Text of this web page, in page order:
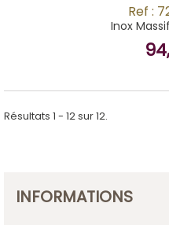
Ref :
Inox
Résultats 1 - 12 sur 12.
INFORMATIONS